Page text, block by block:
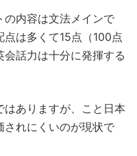
の内容は文法メインで
は多くて15点（100点
話力は十分に発揮する
ありますが、こと日本
されにくいのが現状で